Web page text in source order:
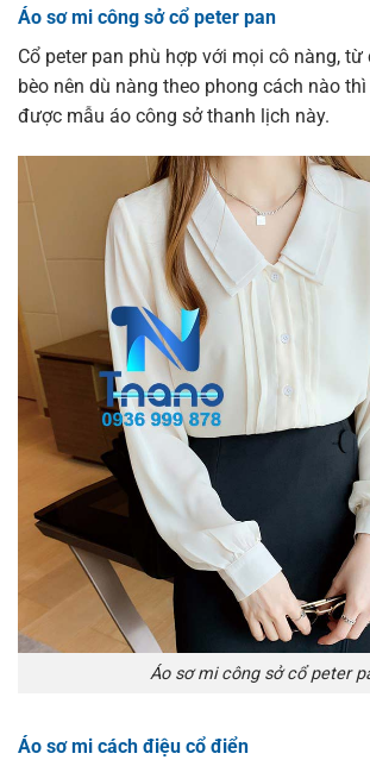
Áo sơ mi công sở cổ peter pan
Cổ peter pan phù hợp với mọi cô nàng,
bèo nên dù nàng theo phong cách nào
được mẫu áo công sở thanh lịch này.
Áo sơ mi công sở cổ peter
Áo sơ mi cách điệu cổ điển